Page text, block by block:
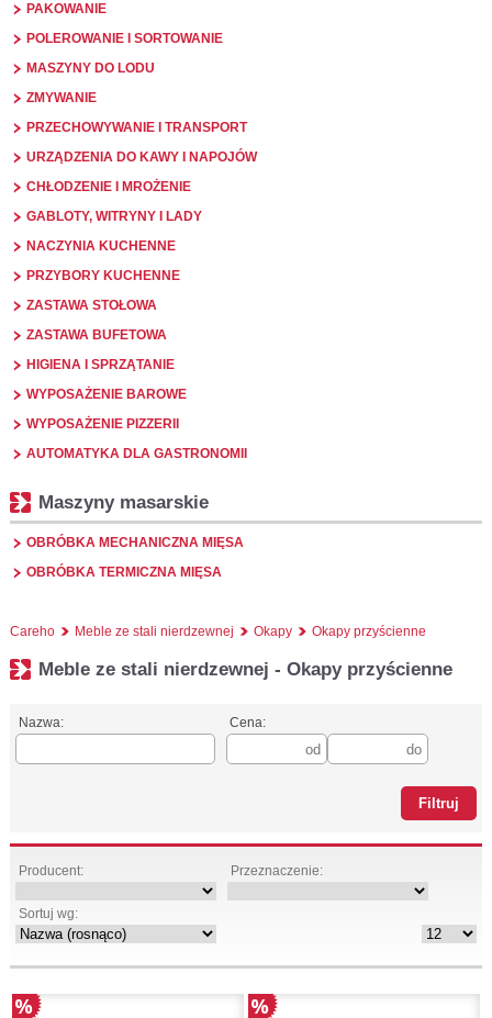
PAKOWANIE
POLEROWANIE I SORTOWANIE
MASZYNY DO LODU
ZMYWANIE
PRZECHOWYWANIE I TRANSPORT
URZĄDZENIA DO KAWY I NAPOJÓW
CHŁODZENIE I MROŻENIE
GABLOTY, WITRYNY I LADY
NACZYNIA KUCHENNE
PRZYBORY KUCHENNE
ZASTAWA STOŁOWA
ZASTAWA BUFETOWA
HIGIENA I SPRZĄTANIE
WYPOSAŻENIE BAROWE
WYPOSAŻENIE PIZZERII
AUTOMATYKA DLA GASTRONOMII
Maszyny masarskie
OBRÓBKA MECHANICZNA MIĘSA
OBRÓBKA TERMICZNA MIĘSA
Careho Meble ze stali nierdzewnej Okapy Okapy przyścienne
Meble ze stali nierdzewnej - Okapy przyścienne
Nazwa: Cena:
Producent: Przeznaczenie:
Sortuj wg: